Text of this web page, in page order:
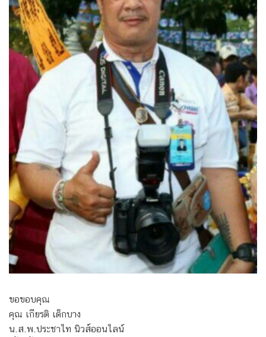
ขอขอบคุณ
คุณ เกียรติ เด็กบาง
น.ส.พ.ประชาไท นิวส์ออนไลน์